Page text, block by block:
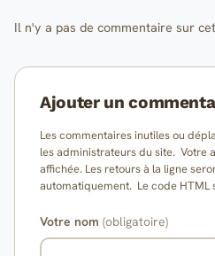
Il n'y a pas de commentaire sur
Ajouter un
Les commentaires inutiles ou
les administrateurs du site. Votre
affichée. Les retours à la ligne
automatiquement. Le code HTML
Votre nom (obligatoire)